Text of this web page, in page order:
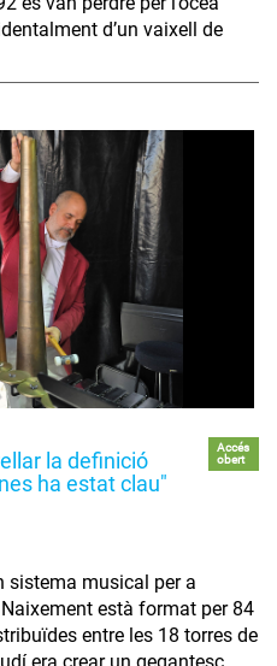
d’un vaixell de
la definició
ha estat clau"
Accés
obert
sistema musical per a
està format per 84
entre les 18 torres de